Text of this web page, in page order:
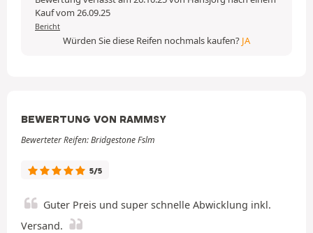
Kauf vom 26.09.25
Bericht
Würden Sie diese Reifen nochmals kaufen? JA
BEWERTUNG VON RAMMSY
Bewerteter Reifen: Bridgestone Fslm
5/5
Guter Preis und super schnelle Abwicklung inkl.
Versand.